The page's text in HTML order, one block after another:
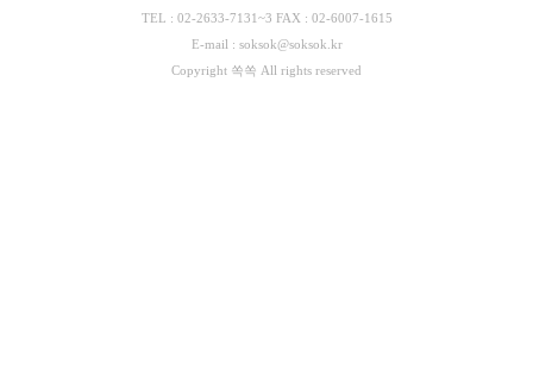
TEL : 02-2633-7131~3 FAX : 02-6007-1615
E-mail : soksok@soksok.kr
Copyright 쏙쏙 All rights reserved